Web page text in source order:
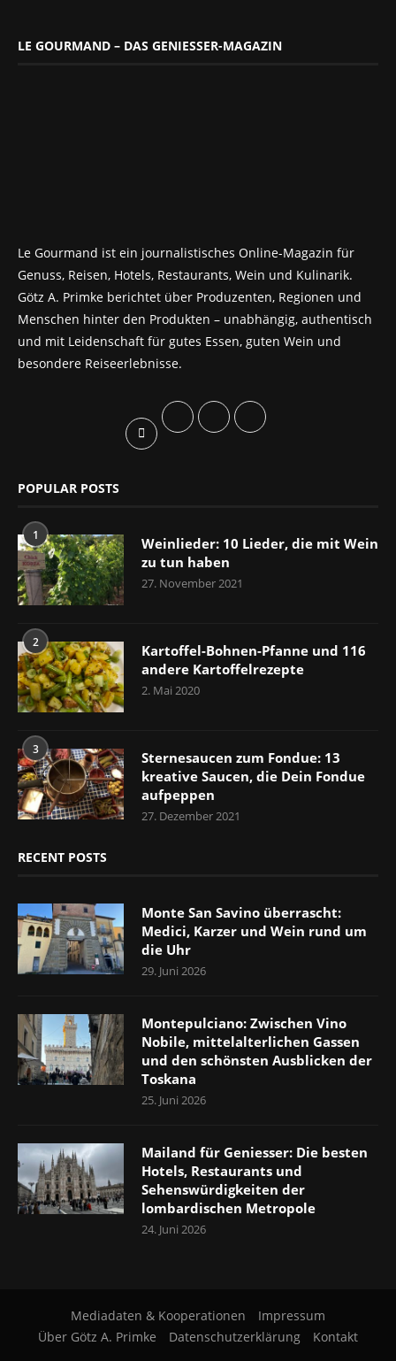
LE GOURMAND – DAS GENIESSER-MAGAZIN
Le Gourmand ist ein journalistisches Online-Magazin für
Genuss, Reisen, Hotels, Restaurants, Wein und Kulinarik.
Götz A. Primke berichtet über Produzenten, Regionen und
Menschen hinter den Produkten – unabhängig, authentisch
und mit Leidenschaft für gutes Essen, guten Wein und
besondere Reiseerlebnisse.
POPULAR POSTS
1
Weinlieder: 10 Lieder, die mit Wein
zu tun haben
27. November 2021
2
Kartoffel-Bohnen-Pfanne und 116
andere Kartoffelrezepte
2. Mai 2020
3
Sternesaucen zum Fondue: 13
kreative Saucen, die Dein Fondue
aufpeppen
27. Dezember 2021
RECENT POSTS
Monte San Savino überrascht:
Medici, Karzer und Wein rund um
die Uhr
29. Juni 2026
Montepulciano: Zwischen Vino
Nobile, mittelalterlichen Gassen
und den schönsten Ausblicken der
Toskana
25. Juni 2026
Mailand für Geniesser: Die besten
Hotels, Restaurants und
Sehenswürdigkeiten der
lombardischen Metropole
24. Juni 2026
Mediadaten & Kooperationen
Impressum
Über Götz A. Primke
Datenschutzerklärung Kontakt